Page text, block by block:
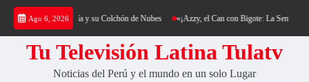
Saltar
contenido
Ago 6, 2026
Cerro Cantería y su Colchón de Nubes «¡Azzy, el Can con Bigote: La Sensación
Tu Televisión Latina Tulatv
Noticias del Perú y el mundo en un solo Lugar